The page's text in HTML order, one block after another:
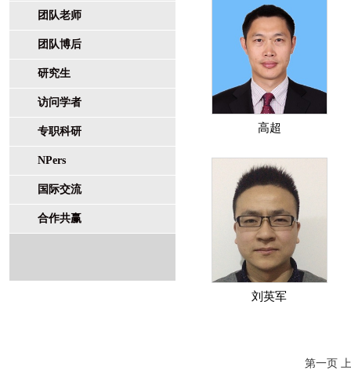
团队老师
团队博后
研究生
访问学者
专职科研
NPers
国际交流
合作共赢
高超
刘英军
第一页